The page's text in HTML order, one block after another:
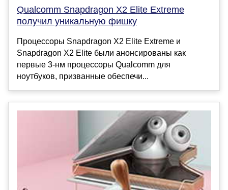
Qualcomm Snapdragon X2 Elite Extreme
получил уникальную фишку
Процессоры Snapdragon X2 Elite Extreme и
Snapdragon X2 Elite были анонсированы как
первые 3-нм процессоры Qualcomm для
ноутбуков, призванные обеспечи...